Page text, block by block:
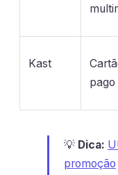
Kast
pago
💡 Dica:
promoção